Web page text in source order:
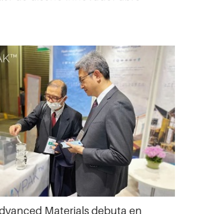
Materials debuta en